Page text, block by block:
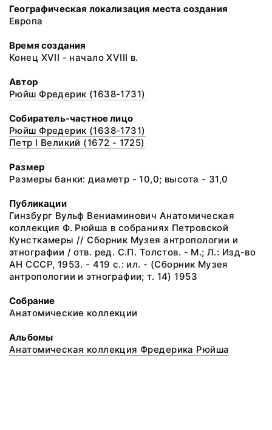
Географическая локализация места создания
Европа
Время создания
Конец ХVII - начало XVIII в.
Автор
Рюйш Фредерик (1638-1731)
Собиратель-частное лицо
Рюйш Фредерик (1638-1731)
Петр I Великий (1672 - 1725)
Размер
Размеры банки: диаметр - 10,0; высота - 31,0
Публикации
Гинзбург Вульф Вениаминович Анатомическая
коллекция Ф. Рюйша в собраниях Петровской
Кунсткамеры // Сборник Музея антропологии и
этнографии / отв. ред. С.П. Толстов. - М.; Л.: Изд-во
АН СССР, 1953. - 419 с.: ил. - (Сборник Музея
антропологии и этнографии; т. 14) 1953
Собрание
Анатомические коллекции
Альбомы
Анатомическая коллекция Фредерика Рюйша